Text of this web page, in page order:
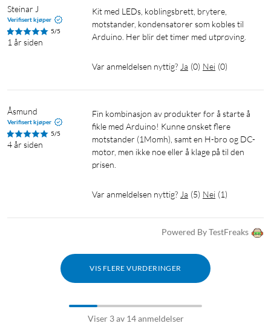
Steinar J
Verifisert kjøper
5/5
1 år siden
Kit med LEDs, koblingsbrett, brytere,
motstander, kondensatorer som kobles til
Arduino. Her blir det timer med utprøving.
Var anmeldelsen nyttig? Ja (0) Nei (0)
Åsmund
Verifisert kjøper
5/5
4 år siden
Fin kombinasjon av produkter for å starte å
fikle med Arduino! Kunne ønsket flere
motstander (1Momh), samt en H-bro og DC-
motor, men ikke noe eller å klage på til den
prisen.
Var anmeldelsen nyttig? Ja (5) Nei (1)
Powered By TestFreaks
VIS FLERE VURDERINGER
Viser 3 av 14 anmeldelser